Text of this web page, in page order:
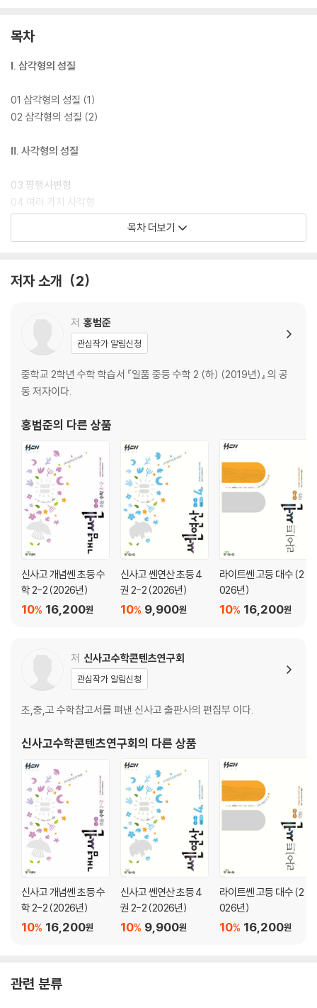
목차
Ⅰ. 삼각형의 성질
01 삼각형의 성질 (1)
02 삼각형의 성질 (2)
Ⅱ. 사각형의 성질
03 평행사변형
04 여러 가지 사각형
06 평행선 사이의 선분의 길이의 비
08 닮음의 활용
Ⅳ. 피타고라스 정리
09 피타고라스 정리
Ⅴ. 확률
10 경우의 수
11 확률
목차 더보기
저자 소개 2
저 홍범준
관심작가 알림신청
중학교 2학년 수학 학습서 『일품 중등 수학 2 (하) (2019년)』 의 공
동 저자이다.
홍범준의 다른 상품
신사고 개념쎈 초등 수
학 2-2 (2026년)
16,200원
10%
신사고 쎈연산 초등 4
권 2-2 (2026년)
9,900원
10%
라이트쎈 고등 대수 (2
026년)
16,200원
10%
저 신사고수학콘텐츠연구회
관심작가 알림신청
초,중,고 수학참고서를 펴낸 신사고 출판사의 편집부 이다.
신사고수학콘텐츠연구회의 다른 상품
신사고 개념쎈 초등 수
학 2-2 (2026년)
16,200원
10%
신사고 쎈연산 초등 4
권 2-2 (2026년)
9,900원
10%
라이트쎈 고등 대수 (2
026년)
16,200원
10%
관련 분류